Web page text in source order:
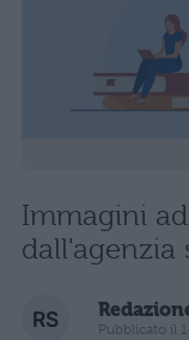
Immagini
dall'agenzia
Pubblicato il